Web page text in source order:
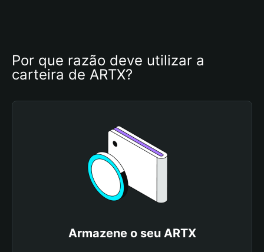
Por que razão deve utilizar a
carteira de ARTX?
Armazene o seu ARTX